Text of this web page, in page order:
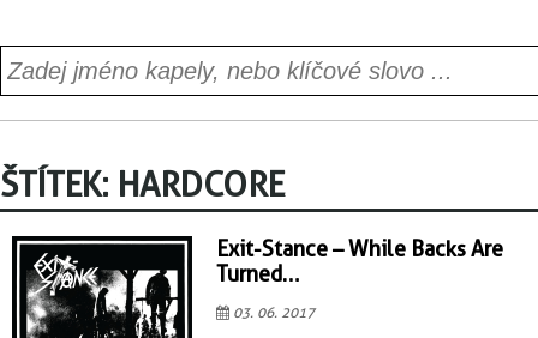
ŠTÍTEK: HARDCORE
Exit-Stance – While Backs Are
Turned…
03. 06. 2017